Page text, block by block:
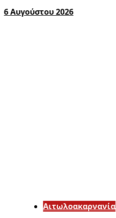
6 Αυγούστου 2026
Αιτωλοακαρνανία